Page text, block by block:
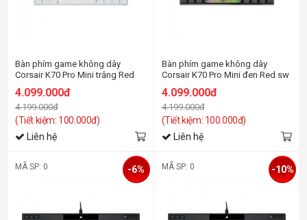
Bàn phím game không dây
Corsair K70 Pro Mini trắng Red
4.099.000đ
4.199.000đ
(Tiết kiệm: 100.000đ)
Liên hệ
Bàn phím game không dây
Corsair K70 Pro Mini đen Red sw
4.099.000đ
4.199.000đ
(Tiết kiệm: 100.000đ)
Liên hệ
MÃ SP: 0 -6% MÃ SP: 0 -10%